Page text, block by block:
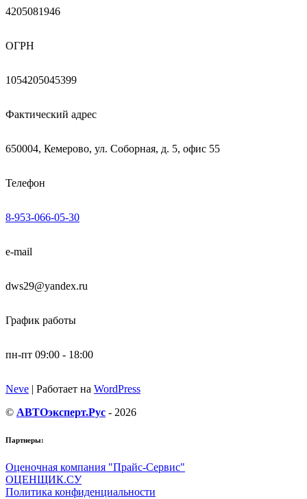
4205081946
ОГРН
1054205045399
Фактический адрес
650004, Кемерово, ул. Соборная, д. 5, офис 55
Телефон
8-953-066-05-30
e-mail
dws29@yandex.ru
График работы
пн-пт 09:00 - 18:00
Neve | Работает на WordPress
© АВТОэксперт.Рус - 2026
Партнеры:
Оценочная компания "Прайс-Сервис"
ОЦЕНЩИК.СУ
Политика конфиденциальности